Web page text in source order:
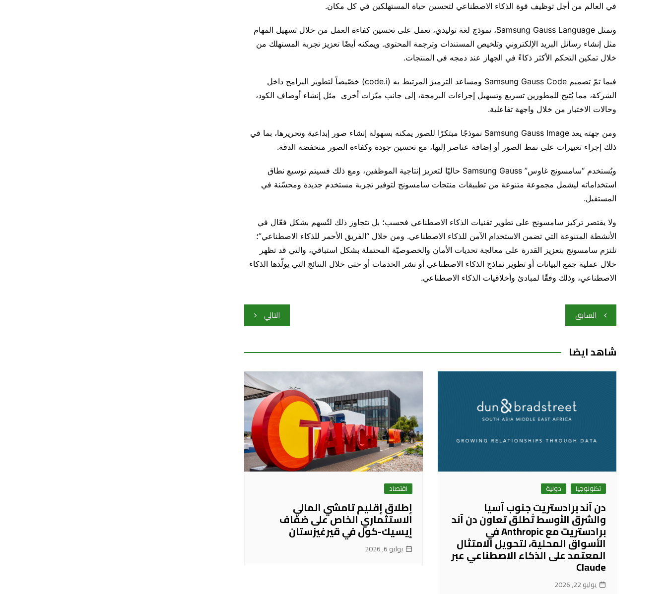
في العالم من أجل توظيف قوة الذكاء الاصطناعي لتحسين حياة المستهلكين في كل مكان.
وتمثل Samsung Gauss Language، نموذج لغة توليدي، تعمل على تحسين كفاءة العمل من خلال تسهيل المهام
مثل إنشاء رسائل البريد الإلكتروني وتلخيص المستندات وترجمة المحتوى. ويمكنه أيضًا تعزيز تجربة المستهلك من
خلال تمكين التحكم الأكثر ذكاءً في الجهاز عند دمجه في المنتجات.
فيما تمّ تصميم Samsung Gauss Code ومساعد الترميز المرتبط به (code.i) خصّيصاً لتطوير البرامج داخل
الشركة، مما يُتيح للمطورين تسريع وتسهيل إجراءات البرمجة، إلى جانب ميّزات أخرى مثل إنشاء أوصاف الكود،
وحالات الاختبار من خلال واجهة تفاعلية.
ومن جهته يعد Samsung Gauss Image نموذجًا مبتكرًا للصور يمكنه بسهولة إنشاء صور إبداعية وتحريرها، بما في
ذلك إجراء تغييرات على نمط الصور أو إضافة عناصر إليها، مع تحسين جودة وكفاءة الصور منخفضة الدقة.
ويُستخدم “سامسونج غاوس” Samsung Gauss حاليًا لتعزيز إنتاجية الموظفين، ومع ذلك فسيتم توسيع نطاق
استخداماته ليشمل مجموعة متنوعة من تطبيقات منتجات سامسونج لتوفير تجربة مستخدم جديدة ومحسّنة في
المستقبل.
ولا يقتصر تركيز سامسونج على تطوير تقنيات الذكاء الاصطناعي فحسب؛ بل تتجاوز ذلك لتُسهم بشكل فعّال في
الأنشطة المتنوعة التي تضمن الاستخدام الآمن للذكاء الاصطناعي. ومن خلال “الفريق الأحمر للذكاء الاصطناعي”؛
تلتزم سامسونج بتعزيز القدرة على معالجة تحديات الأمان والخصوصيّة المحتملة بشكل استباقي، والتي قد تظهر
خلال عملية جمع البيانات أو تطوير نماذج الذكاء الاصطناعي أو نشر الخدمات أو حتى خلال النتائج التي يولّدها الذكاء
الاصطناعي، وذلك وفقًا لمبادئ وأخلاقيات الذكاء الاصطناعي.
تصفّح
المقالات
السابق التالي
شاهد ايضا
تكنولوجيا دولية
دن آند برادستريت جنوب آسيا
والشرق الأوسط تُطلق تعاون دن آند
برادستريت مع Anthropic في
الأسواق المحلية، لتحويل الامتثال
المعتمد على الذكاء الاصطناعي عبر
Claude
يوليو 22, 2026
اقتصاد
إطلاق إقليم تامشي المالي
الاستثماري الخاص على ضفاف
إيسيك-كول في قيرغيزستان
يوليو 6, 2026